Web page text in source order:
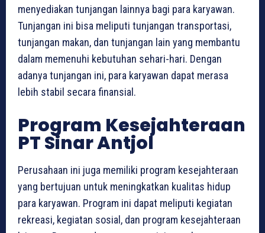
menyediakan tunjangan lainnya bagi para karyawan.
Tunjangan ini bisa meliputi tunjangan transportasi,
tunjangan makan, dan tunjangan lain yang membantu
dalam memenuhi kebutuhan sehari-hari. Dengan
adanya tunjangan ini, para karyawan dapat merasa
lebih stabil secara finansial.
Program Kesejahteraan
PT Sinar Antjol
Perusahaan ini juga memiliki program kesejahteraan
yang bertujuan untuk meningkatkan kualitas hidup
para karyawan. Program ini dapat meliputi kegiatan
rekreasi, kegiatan sosial, dan program kesejahteraan